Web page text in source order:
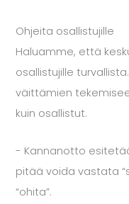
Ohjeita osallistujille
Haluamme, että
osallistujille
väittämien
kuin osallistut.
- Kannanotto
pitää voida vastata
“ohita”.